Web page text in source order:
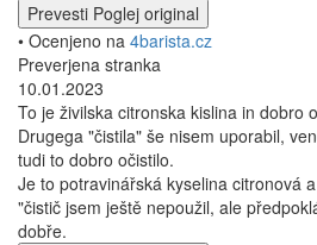
Prevesti Poglej original
• Ocenjeno na 4barista.cz
Preverjena stranka
10.01.2023
To je živilska citronska kislina in dobro
Drugega "čistila" še nisem uporabil,
tudi to dobro očistilo.
Je to potravinářská kyselina citronová
"čistič jsem ještě nepoužil, ale
dobře.